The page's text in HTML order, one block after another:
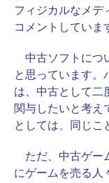
フィジカルなメデ
コメントしていま
中古ソフトにつ
と思っています。
は、中古として二
関与したいと考え
としては、同じこ
ただ、中古ゲー
にゲームを売る人